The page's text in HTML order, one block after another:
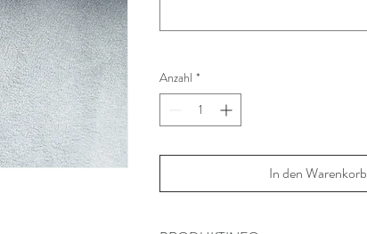
Anzahl *
In den Warenkorb